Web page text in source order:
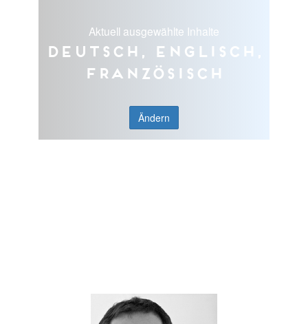
Aktuell ausgewählte Inhalte
Deutsch, Englisch,
Französisch
Ändern